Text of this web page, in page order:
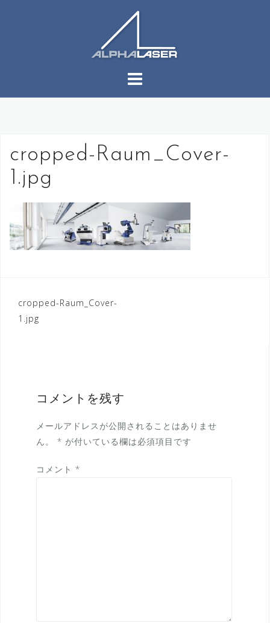
ス
cropped-Raum_Cover-
1.jpg
投
稿
cropped-Raum_Cover-
1.jpg
コメントを残す
メールアドレスが公開されることはありませ
ん。
* が付いている欄は必須項目です
コメント *